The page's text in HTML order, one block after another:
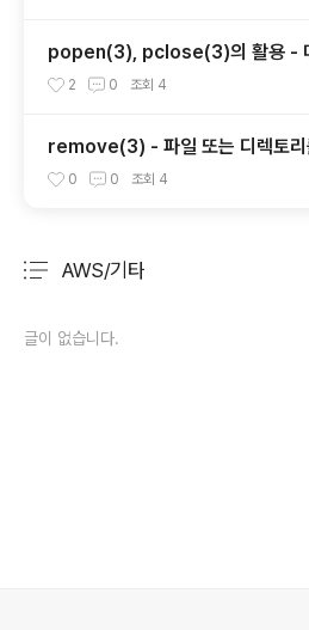
popen(3), pclose(3)의 활용 -
세스의 표준 입/출력 제어하기
2 0 조회 4
remove(3) - 파일 또는 디렉토리
는 함수
0 0 조회 4
AWS/기타
글이 없습니다.